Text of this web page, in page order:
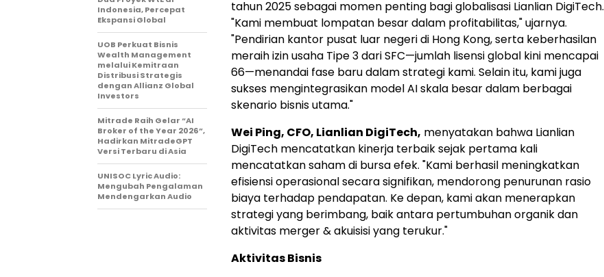
tahun 2025 sebagai momen penting bagi globalisasi Lianlian DigiTech.
"Kami membuat lompatan besar dalam profitabilitas," ujarnya.
"Pendirian kantor pusat luar negeri di Hong Kong, serta keberhasilan
meraih izin usaha Tipe 3 dari SFC—jumlah lisensi global kini mencapai
66—menandai fase baru dalam strategi kami. Selain itu, kami juga
sukses mengintegrasikan model AI skala besar dalam berbagai
skenario bisnis utama."
Wei Ping, CFO, Lianlian DigiTech, menyatakan bahwa Lianlian
DigiTech mencatatkan kinerja terbaik sejak pertama kali
mencatatkan saham di bursa efek. "Kami berhasil meningkatkan
efisiensi operasional secara signifikan, mendorong penurunan rasio
biaya terhadap pendapatan. Ke depan, kami akan menerapkan
strategi yang berimbang, baik antara pertumbuhan organik dan
aktivitas merger & akuisisi yang terukur."
Aktivitas Bisnis
Indonesia, Percepat
Ekspansi Global
UOB Perkuat Bisnis
Wealth Management
melalui Kemitraan
Distribusi Strategis
dengan Allianz Global
Investors
Mitrade Raih Gelar “AI
Broker of the Year 2026”,
Hadirkan MitradeGPT
Versi Terbaru di Asia
UNISOC Lyric Audio:
Mengubah Pengalaman
Mendengarkan Audio